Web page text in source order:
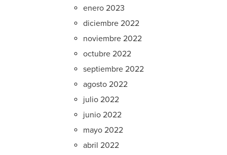
enero 2023
diciembre 2022
noviembre 2022
octubre 2022
septiembre 2022
agosto 2022
julio 2022
junio 2022
mayo 2022
abril 2022